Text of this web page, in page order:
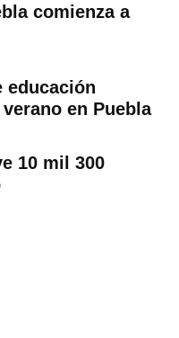
comienza a
educación
en Puebla
10 mil 300